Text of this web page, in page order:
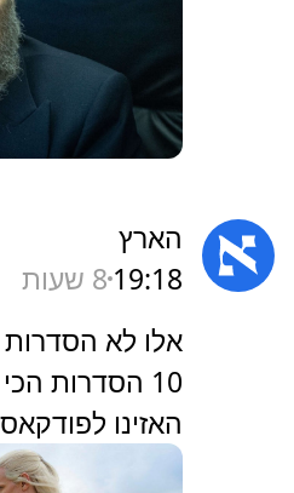
הארץ
19:18 8 שעות
‏אלו לא
10 הסדרות
האזינו